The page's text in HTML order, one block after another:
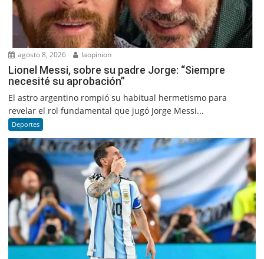
agosto 8, 2026 laopinion
Lionel Messi, sobre su padre Jorge: “Siempre
necesité su aprobación”
El astro argentino rompió su habitual hermetismo para
revelar el rol fundamental que jugó Jorge Messi...
Deportes